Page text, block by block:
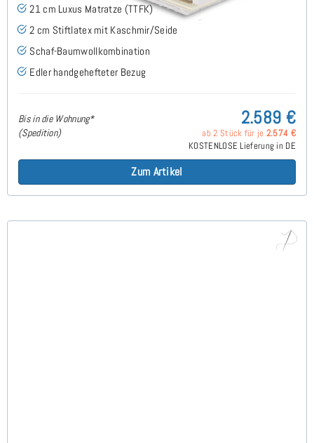
21 cm Luxus Matratze (TTFK)
2 cm Stiftlatex mit Kaschmir/Seide
Schaf-Baumwollkombination
Edler handgehefteter Bezug
Bis in die Wohnung*
(Spedition)
2.589 €
ab 2 Stück für je 2.574 €
KOSTENLOSE Lieferung in DE
Zum Artikel